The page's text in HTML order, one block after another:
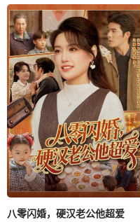
八零闪婚，硬汉老公他超爱